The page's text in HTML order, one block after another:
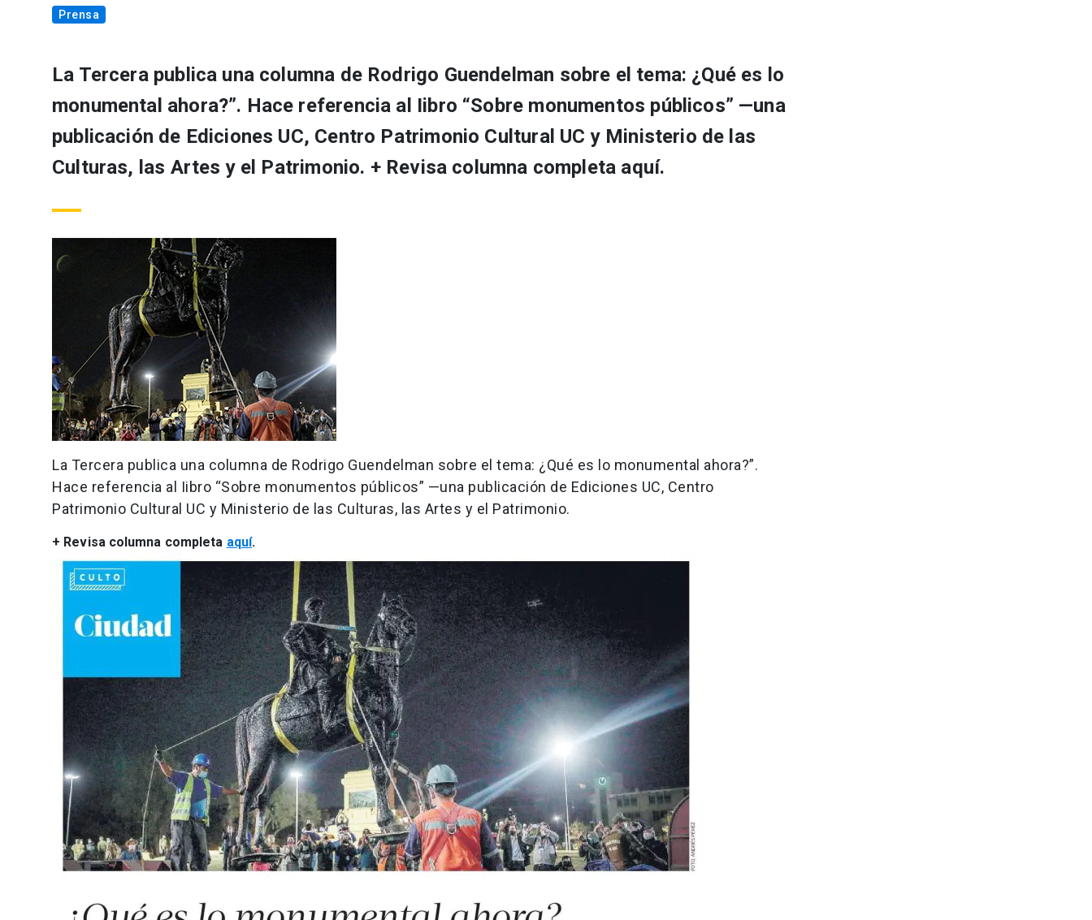
Prensa
La Tercera publica una columna de Rodrigo Guendelman sobre el tema: ¿Qué es lo
monumental ahora?”. Hace referencia al Iibro “Sobre monumentos públicos” —una
publicación de Ediciones UC, Centro Patrimonio Cultural UC y Ministerio de las
Culturas, las Artes y el Patrimonio. + Revisa columna completa aquí.
La Tercera publica una columna de Rodrigo Guendelman sobre el tema: ¿Qué es lo monumental ahora?”.
Hace referencia al Iibro “Sobre monumentos públicos” —una publicación de Ediciones UC, Centro
Patrimonio Cultural UC y Ministerio de las Culturas, las Artes y el Patrimonio.
+ Revisa columna completa aquí.